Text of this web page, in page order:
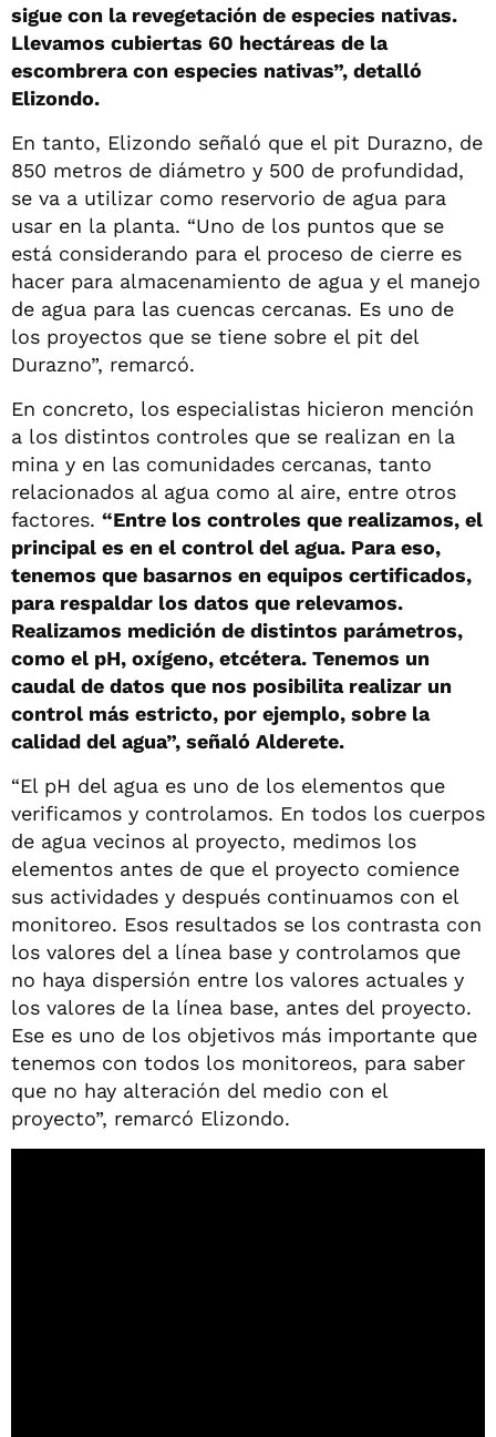
sigue con la revegetación de especies nativas.
Llevamos cubiertas 60 hectáreas de la
escombrera con especies nativas”, detalló
Elizondo.
En tanto, Elizondo señaló que el pit Durazno, de
850 metros de diámetro y 500 de profundidad,
se va a utilizar como reservorio de agua para
usar en la planta. “Uno de los puntos que se
está considerando para el proceso de cierre es
hacer para almacenamiento de agua y el manejo
de agua para las cuencas cercanas. Es uno de
los proyectos que se tiene sobre el pit del
Durazno”, remarcó.
En concreto, los especialistas hicieron mención
a los distintos controles que se realizan en la
mina y en las comunidades cercanas, tanto
relacionados al agua como al aire, entre otros
factores. “Entre los controles que realizamos, el
principal es en el control del agua. Para eso,
tenemos que basarnos en equipos certificados,
para respaldar los datos que relevamos.
Realizamos medición de distintos parámetros,
como el pH, oxígeno, etcétera. Tenemos un
caudal de datos que nos posibilita realizar un
control más estricto, por ejemplo, sobre la
calidad del agua”, señaló Alderete.
“El pH del agua es uno de los elementos que
verificamos y controlamos. En todos los cuerpos
de agua vecinos al proyecto, medimos los
elementos antes de que el proyecto comience
sus actividades y después continuamos con el
monitoreo. Esos resultados se los contrasta con
los valores del a línea base y controlamos que
no haya dispersión entre los valores actuales y
los valores de la línea base, antes del proyecto.
Ese es uno de los objetivos más importante que
tenemos con todos los monitoreos, para saber
que no hay alteración del medio con el
proyecto”, remarcó Elizondo.